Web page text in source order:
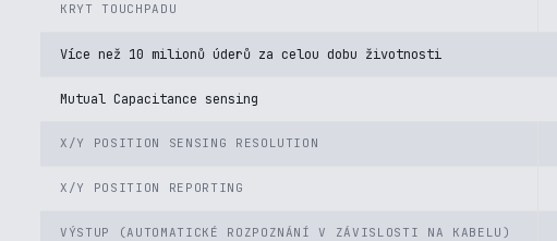
KRYT TOUCHPADU
Více než 10 milionů úderů za celou dobu životnosti
Mutual Capacitance sensing
X/Y POSITION SENSING RESOLUTION
X/Y POSITION REPORTING
VÝSTUP (AUTOMATICKÉ ROZPOZNÁNÍ V ZÁVISLOSTI NA KABELU)